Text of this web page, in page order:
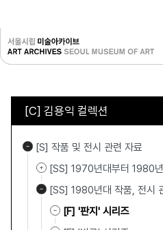
[C] 김용익 컬렉션
[S] 작품 및 전시 관련 자료
[SS] 1970년대부터 1980
[SS] 1980년대 작품, 전시
[F] '판지' 시리즈